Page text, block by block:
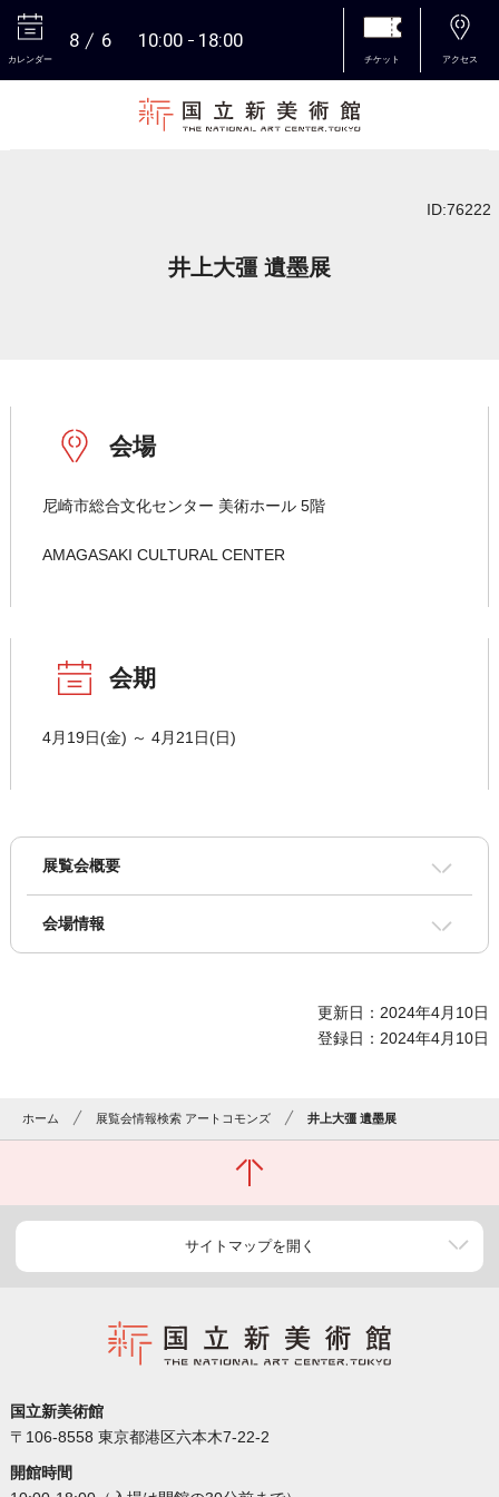
カレンダー
8 6 10:00 18:00
チケット アクセス
ID:76222
井上大彊 遺墨展
会場
尼崎市総合文化センター 美術ホール 5階
AMAGASAKI CULTURAL CENTER
会期
4月19日(金) ～ 4月21日(日)
展覧会概要
会場情報
更新日：2024年4月10日
登録日：2024年4月10日
ホーム 展覧会情報検索 アートコモンズ 井上大彊 遺墨展
サイトマップを開く
国立新美術館
〒106-8558 東京都港区六本木7-22-2
開館時間